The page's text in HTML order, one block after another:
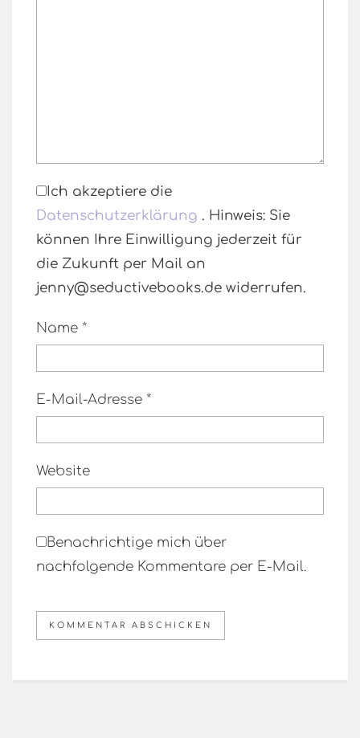
Ich akzeptiere die
Datenschutzerklärung . Hinweis: Sie
können Ihre Einwilligung jederzeit für
die Zukunft per Mail an
jenny@seductivebooks.de widerrufen.
Name *
E-Mail-Adresse *
Website
Benachrichtige mich über
nachfolgende Kommentare per E-Mail.